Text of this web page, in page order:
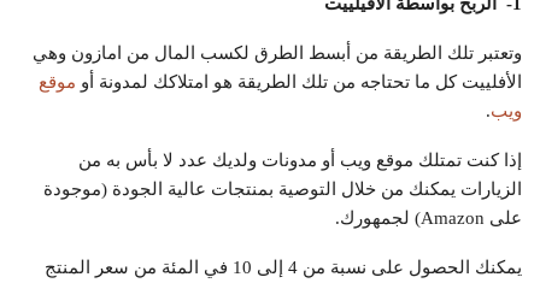
وتعتبر تلك الطريقة من أبسط الطرق لكسب المال من امازون وهي
الأفلييت كل ما تحتاجه من تلك الطريقة هو امتلاكك لمدونة أو موقع
ويب.
إذا كنت تمتلك موقع ويب أو مدونات ولديك عدد لا بأس به من
الزيارات يمكنك من خلال التوصية بمنتجات عالية الجودة (موجودة
على Amazon) لجمهورك.
يمكنك الحصول على نسبة من 4 إلى 10 في المئة من سعر المنتج